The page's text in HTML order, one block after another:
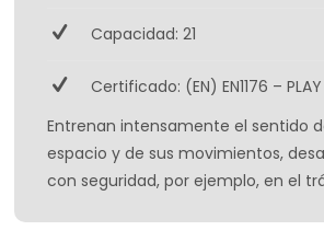
Capacidad: 21
Certificado: (EN) EN1176 – PLAY
Entrenan intensamente el sentido
espacio y de sus movimientos,
con seguridad, por ejemplo, en el